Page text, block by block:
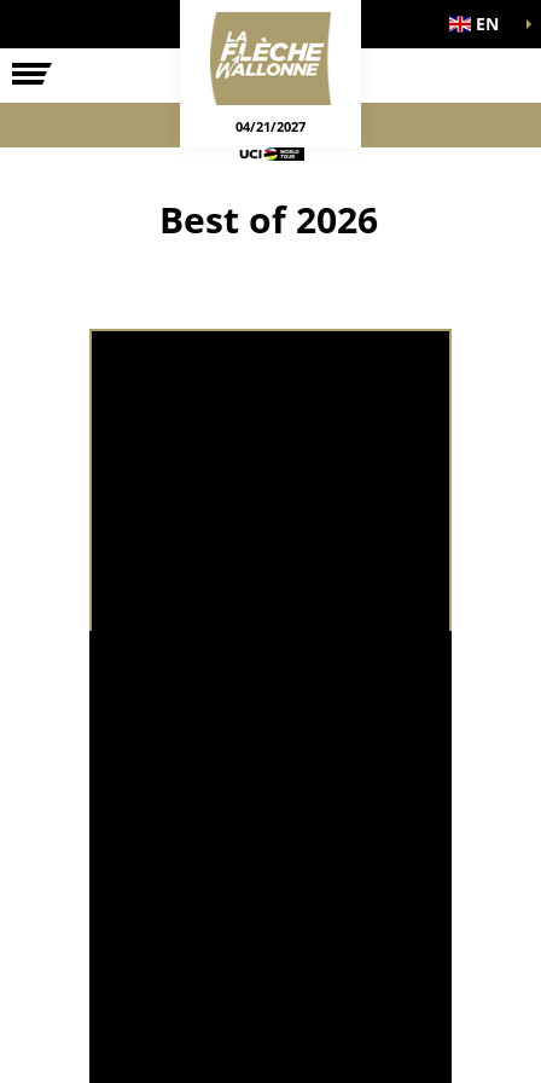
RACEGAMES EN
04/21/2027
Best of 2026